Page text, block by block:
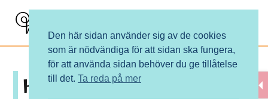
Kontakt
Den här sidan använder sig av de cookies
som är nödvändiga för att sidan ska fungera,
för att använda sidan behöver du ge tillåtelse
till det. Ta reda på mer